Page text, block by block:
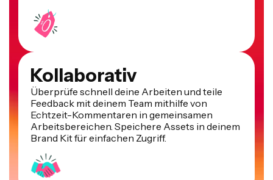
Kollaborativ
Überprüfe schnell deine Arbeiten und teile
Feedback mit deinem Team mithilfe von
Echtzeit-Kommentaren in gemeinsamen
Arbeitsbereichen. Speichere Assets in deinem
Brand Kit für einfachen Zugriff.